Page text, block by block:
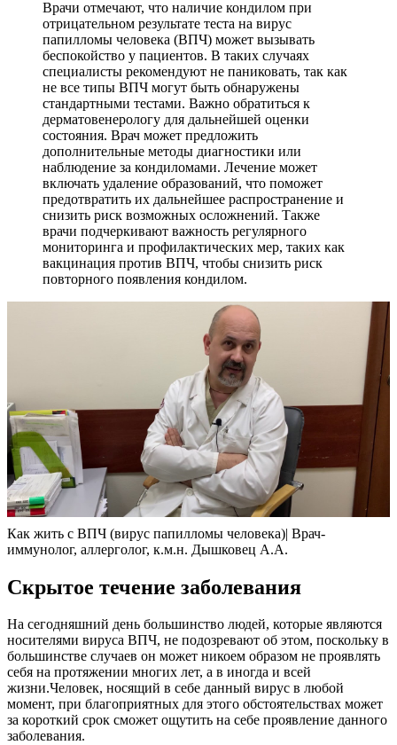
Врачи отмечают, что наличие кондилом при
отрицательном результате теста на вирус
папилломы человека (ВПЧ) может вызывать
беспокойство у пациентов. В таких случаях
специалисты рекомендуют не паниковать, так как
не все типы ВПЧ могут быть обнаружены
стандартными тестами. Важно обратиться к
дерматовенерологу для дальнейшей оценки
состояния. Врач может предложить
дополнительные методы диагностики или
наблюдение за кондиломами. Лечение может
включать удаление образований, что поможет
предотвратить их дальнейшее распространение и
снизить риск возможных осложнений. Также
врачи подчеркивают важность регулярного
мониторинга и профилактических мер, таких как
вакцинация против ВПЧ, чтобы снизить риск
повторного появления кондилом.
Как жить с ВПЧ (вирус папилломы человека)| Врач-
иммунолог, аллерголог, к.м.н. Дышковец А.А.
Скрытое течение заболевания
На сегодняшний день большинство людей, которые являются
носителями вируса ВПЧ, не подозревают об этом, поскольку в
большинстве случаев он может никоем образом не проявлять
себя на протяжении многих лет, а в иногда и всей
жизни.Человек, носящий в себе данный вирус в любой
момент, при благоприятных для этого обстоятельствах может
за короткий срок сможет ощутить на себе проявление данного
заболевания.